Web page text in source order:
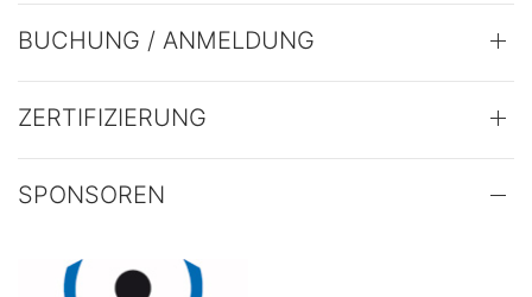
BUCHUNG / ANMELDUNG
ZERTIFIZIERUNG
SPONSOREN